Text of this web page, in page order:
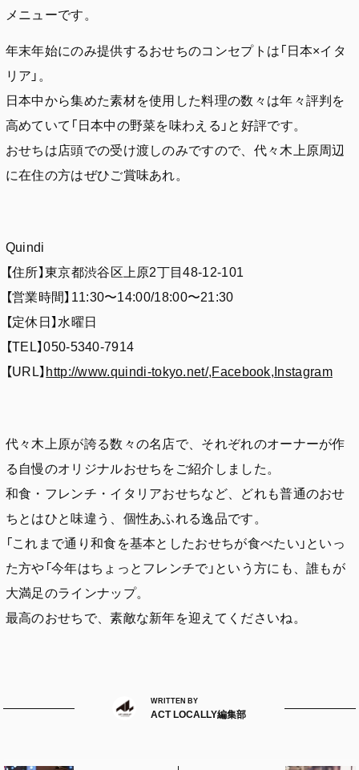
メニューです。
年末年始にのみ提供するおせちのコンセプトは「日本×イタ
リア」。
日本中から集めた素材を使用した料理の数々は年々評判を
高めていて「日本中の野菜を味わえる」と好評です。
おせちは店頭での受け渡しのみですので、代々木上原周辺
に在住の方はぜひご賞味あれ。
Quindi
【住所】東京都渋谷区上原2丁目48-12-101
【営業時間】11:30〜14:00/18:00〜21:30
【定休日】水曜日
【TEL】050-5340-7914
【URL】http://www.quindi-tokyo.net/,Facebook,Instagram
代々木上原が誇る数々の名店で、それぞれのオーナーが作
る自慢のオリジナルおせちをご紹介しました。
和食・フレンチ・イタリアおせちなど、どれも普通のおせ
ちとはひと味違う、個性あふれる逸品です。
「これまで通り和食を基本としたおせちが食べたい」といっ
た方や「今年はちょっとフレンチで」という方にも、誰もが
大満足のラインナップ。
最高のおせちで、素敵な新年を迎えてくださいね。
WRITTEN BY
ACT LOCALLY編集部